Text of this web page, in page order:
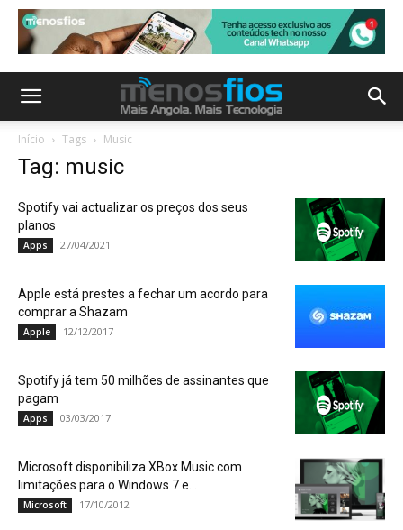
Início Tags Music
Tag: music
Spotify vai actualizar os preços dos seus
planos
Apps 27/04/2021
Apple está prestes a fechar um acordo para
comprar a Shazam
Apple 12/12/2017
Spotify já tem 50 milhões de assinantes que
pagam
Apps 03/03/2017
Microsoft disponibiliza XBox Music com
limitações para o Windows 7 e...
Microsoft 17/10/2012